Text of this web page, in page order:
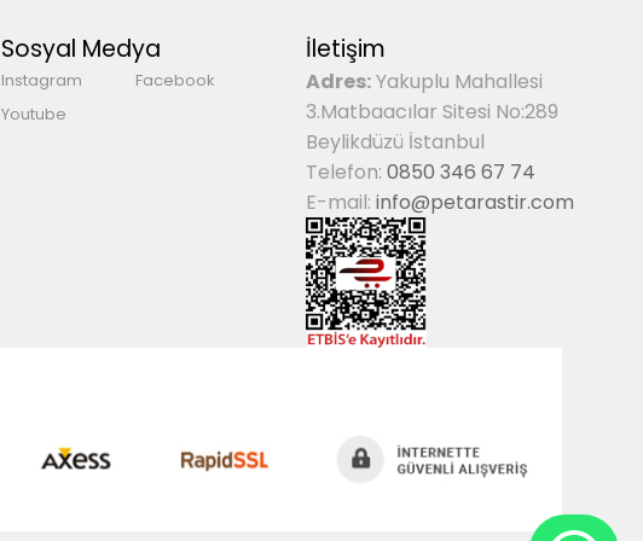
Sosyal Medya
Instagram
Facebook
Youtube
İletişim
Adres:Yakuplu Mahallesi
3.Matbaacılar Sitesi No:289
Beylikdüzü İstanbul
Telefon: 0850 346 67 74
E-mail: info@petarastir.com